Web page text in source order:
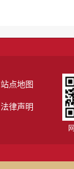
站点地图
法律声明